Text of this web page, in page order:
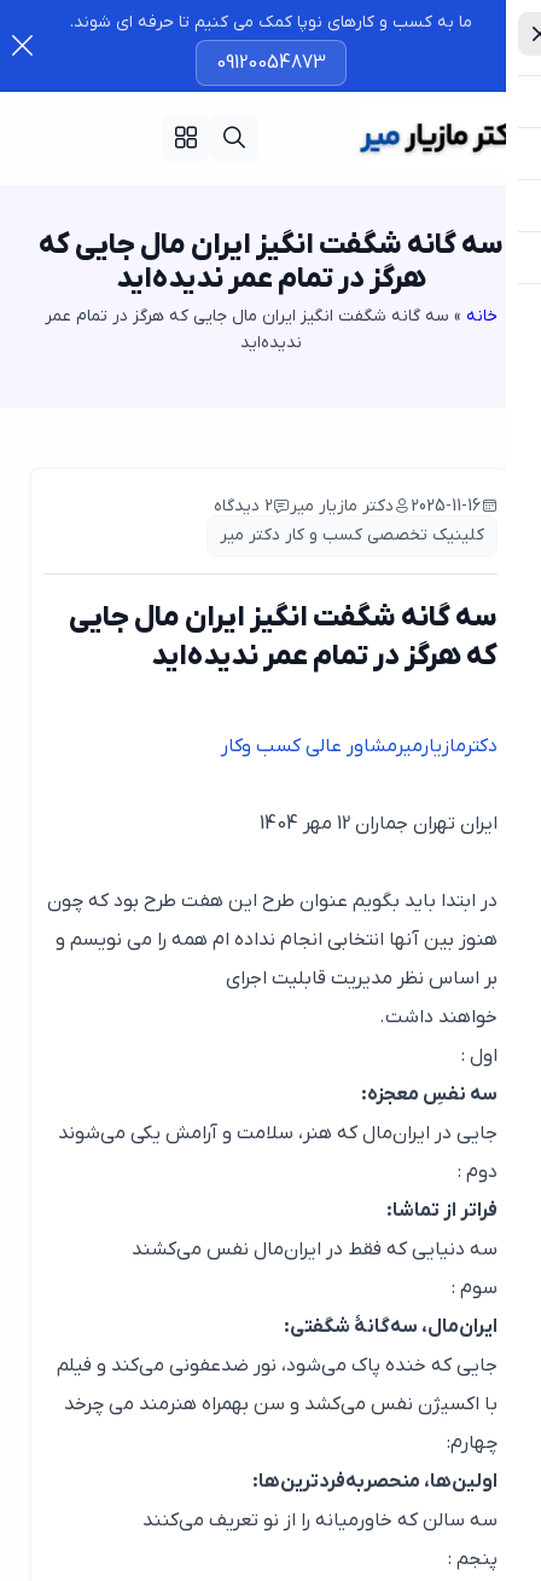
ما به کسب و کارهای نوپا کمک می کنیم تا حرفه ای شوند.
09120054873
سه گانه شگفت انگیز ایران مال جایی که
هرگز در تمام‌ عمر ندیده‌اید
»سه گانه شگفت انگیز ایران مال جایی که هرگز در تمام‌ عمر
ندیده‌اید
2025-11-16 دکتر مازیار میر
2 دیدگاه
کلینیک تخصصی کسب و کار دکتر میر
سه گانه شگفت انگیز ایران مال جایی
که هرگز در تمام‌ عمر ندیده‌اید
دکترمازیارمیرمشاور عالی کسب وکار
ایران تهران جماران 12 مهر 1404
در ابتدا باید بگویم عنوان طرح این هفت طرح بود که چون
هنوز بین آنها انتخابی انجام نداده ام همه را می نویسم و
بر اساس نظر مدیریت قابلیت اجرای
خواهند داشت.
سه نفسِ معجزه:
جایی در ایران‌مال که هنر، سلامت و آرامش یکی می‌شوند
دوم :
فراتر از تماشا:
سه دنیایی که فقط در ایران‌مال نفس می‌کشند
سوم :
ایران‌مال، سه‌گانهٔ شگفتی:
جایی که خنده پاک می‌شود، نور ضدعفونی می‌کند و فیلم
با اکسیژن نفس می‌کشد و سن بهمراه هنرمند می چرخد
چهارم:
اولین‌ها، منحصربه‌فردترین‌ها:
سه سالن که خاورمیانه را از نو تعریف می‌کنند
پنجم :